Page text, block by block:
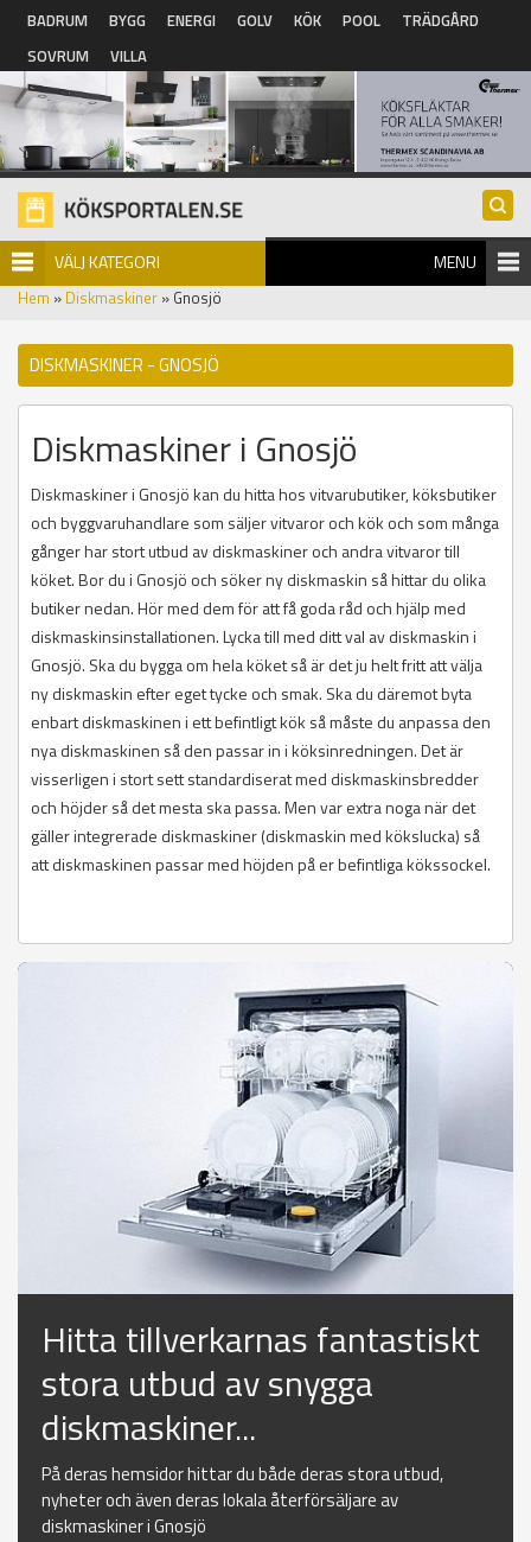
Hoppa till huvudinnehåll
BADRUM BYGG ENERGI GOLV KÖK POOL
TRÄDGÅRD
SOVRUM
VILLA
VÄLJ KATEGORI MENU
Hem » Diskmaskiner » Gnosjö
DISKMASKINER - GNOSJÖ
Diskmaskiner i Gnosjö
Diskmaskiner i Gnosjö kan du hitta hos vitvarubutiker, köksbutiker
och byggvaruhandlare som säljer vitvaror och kök och som många
gånger har stort utbud av diskmaskiner och andra vitvaror till
köket. Bor du i Gnosjö och söker ny diskmaskin så hittar du olika
butiker nedan. Hör med dem för att få goda råd och hjälp med
diskmaskinsinstallationen. Lycka till med ditt val av diskmaskin i
Gnosjö. Ska du bygga om hela köket så är det ju helt fritt att välja
ny diskmaskin efter eget tycke och smak. Ska du däremot byta
enbart diskmaskinen i ett befintligt kök så måste du anpassa den
nya diskmaskinen så den passar in i köksinredningen. Det är
visserligen i stort sett standardiserat med diskmaskinsbredder
och höjder så det mesta ska passa. Men var extra noga när det
gäller integrerade diskmaskiner (diskmaskin med kökslucka) så
att diskmaskinen passar med höjden på er befintliga kökssockel.
Hitta tillverkarnas fantastiskt
stora utbud av snygga
diskmaskiner...
På deras hemsidor hittar du både deras stora utbud,
nyheter och även deras lokala återförsäljare av
diskmaskiner i Gnosjö